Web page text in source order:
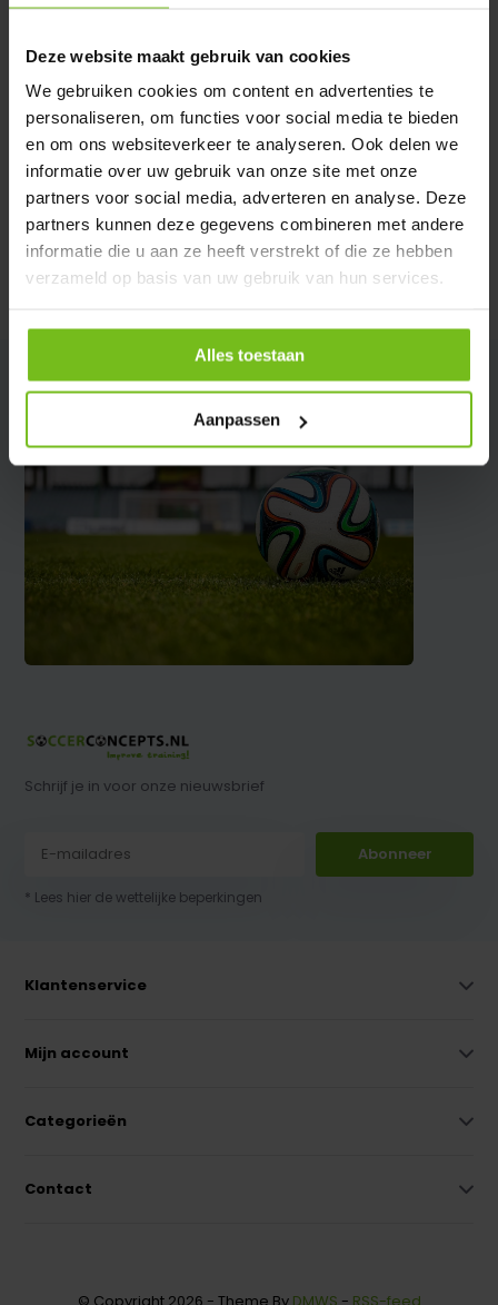
Deze website maakt gebruik van cookies
We gebruiken cookies om content en advertenties te
personaliseren, om functies voor social media te bieden
en om ons websiteverkeer te analyseren. Ook delen we
informatie over uw gebruik van onze site met onze
partners voor social media, adverteren en analyse. Deze
partners kunnen deze gegevens combineren met andere
informatie die u aan ze heeft verstrekt of die ze hebben
verzameld op basis van uw gebruik van hun services.
Alles toestaan
Aanpassen
Verstuur email
Productomschrijving
Reviews
Schrijf je in voor onze nieuwsbrief
Abonneer
* Lees hier de wettelijke beperkingen
Klantenservice
Mijn account
Categorieën
Contact
© Copyright 2026 - Theme By DMWS - RSS-feed